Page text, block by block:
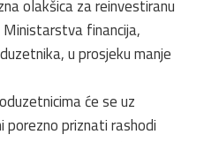
olakšica za reinvestiranu
financija,
u prosjeku manje
će se uz
priznati rashodi